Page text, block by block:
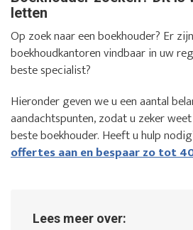
letten
Op zoek naar een boekhouder? Er
boekhoudkantoren vindbaar in uw
beste specialist?
Hieronder geven we u een aantal
aandachtspunten, zodat u zeker
beste boekhouder. Heeft u hulp
offertes aan en bespaar zo tot
Lees meer over: